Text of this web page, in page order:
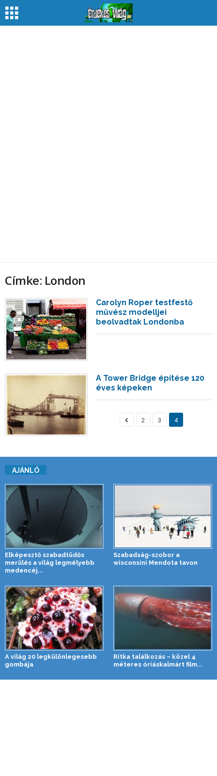
Címke: London
Carolyn Roper testfestő
művész modelljei
beolvadtak Londonba
A Tower Bridge építése 120
éves képeken
2 3 4
AJÁNLÓ
Elképesztő szabadtüdős
merülés a világ legmélyebb
medencéj...
Szabadság-szobor a
wisconsini Mendota tavon
A világ 20 legkülönlegesebb
gombája
Ritka találkozás – közel 4
méteres óriáskalmárt film...